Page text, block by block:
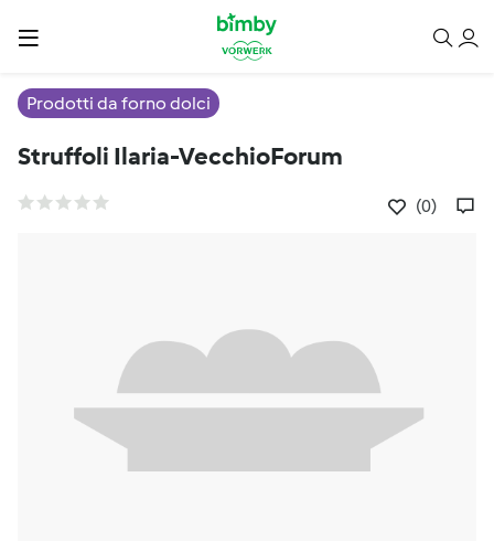
Prodotti da forno dolci
Struffoli Ilaria-VecchioForum
(0)